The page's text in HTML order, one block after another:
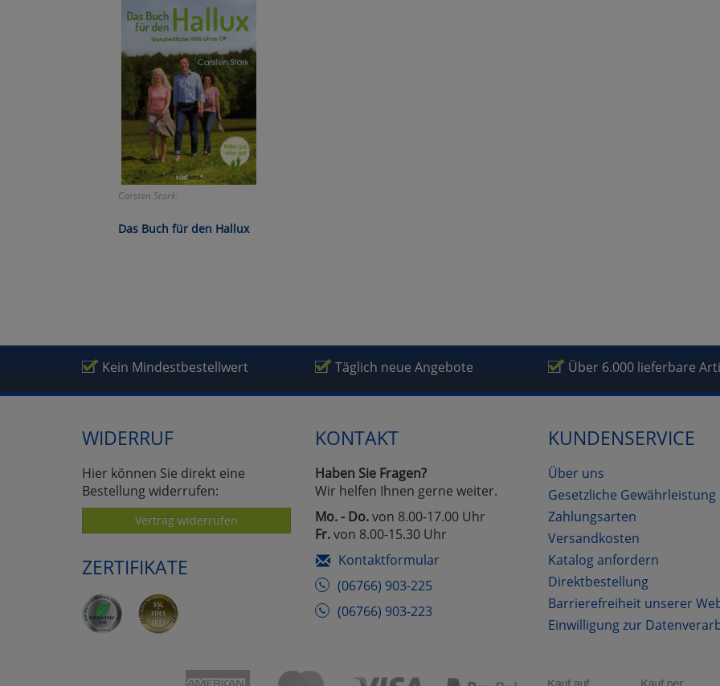
Carsten Stark:
Das Buch für den Hallux
Kein Mindestbestellwert Täglich neue Angebote Über 6.000 lieferbare
WIDERRUF
Hier können Sie direkt eine
Bestellung widerrufen:
Vertrag widerrufen
ZERTIFIKATE
KONTAKT
Haben Sie Fragen?
Wir helfen Ihnen gerne weiter.
Mo. - Do.von 8.00-17.00 Uhr
Fr.von 8.00-15.30 Uhr
Kontaktformular
(06766) 903-225
(06766) 903-223
KUNDENSERVICE
Über uns
Gesetzliche Gewährleistung
Zahlungsarten
Versandkosten
Katalog anfordern
Direktbestellung
Barrierefreiheit unserer
Einwilligung zur